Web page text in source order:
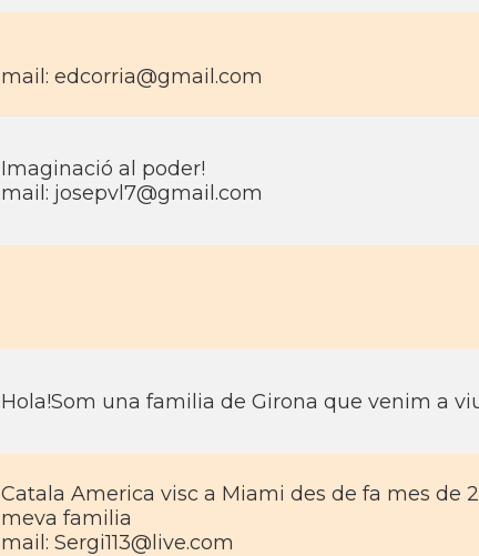
mail: edcorria@gmail.com
Imaginació al poder!
mail: josepvl7@gmail.com
Hola!Som una familia de Girona que venim a
Catala America visc a Miami des de fa mes de
meva familia
mail: Sergi113@live.com